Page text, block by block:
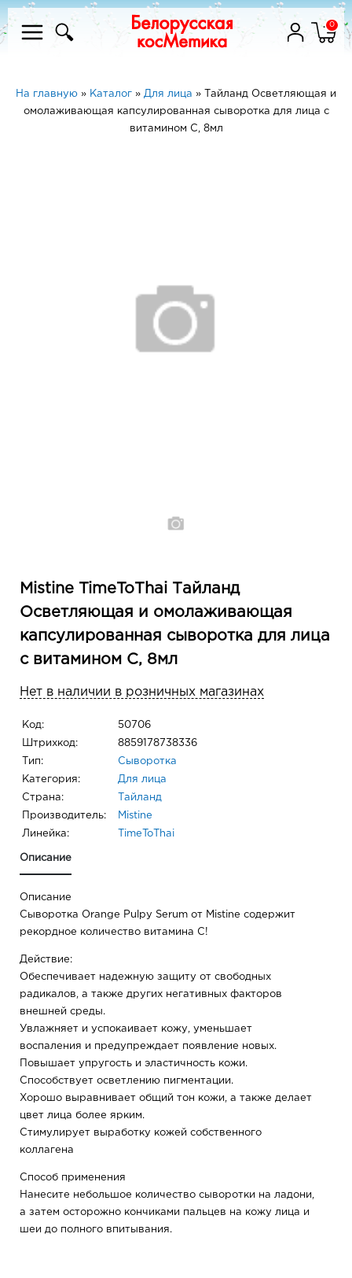
0
На главную » Каталог » Для лица »
Тайланд Осветляющая и
омолаживающая капсулированная сыворотка для лица с
витамином С, 8мл
Mistine TimeToThai Тайланд
Осветляющая и омолаживающая
капсулированная сыворотка для лица
с витамином С, 8мл
Нет в наличии в розничных магазинах
Код: 50706
Штрихкод: 8859178738336
Тип: Сыворотка
Категория: Для лица
Страна: Тайланд
Производитель: Mistine
Линейка: TimeToThai
Описание
Описание
Сыворотка Orange Pulpy Serum от Mistine содержит
рекордное количество витамина С!
Действие:
Обеспечивает надежную защиту от свободных
радикалов, а также других негативных факторов
внешней среды.
Увлажняет и успокаивает кожу, уменьшает
воспаления и предупреждает появление новых.
Повышает упругость и эластичность кожи.
Способствует осветлению пигментации.
Хорошо выравнивает общий тон кожи, а также делает
цвет лица более ярким.
Стимулирует выработку кожей собственного
коллагена
Способ применения
Нанесите небольшое количество сыворотки на ладони,
а затем осторожно кончиками пальцев на кожу лица и
шеи до полного впитывания.